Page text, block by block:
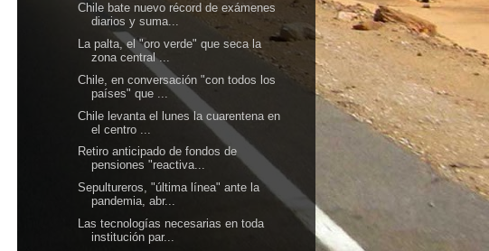
Chile bate nuevo récord de exámenes
diarios y suma...
La palta, el "oro verde" que seca la
zona central ...
Chile, en conversación "con todos los
países" que ...
Chile levanta el lunes la cuarentena en
el centro ...
Retiro anticipado de fondos de
pensiones "reactiva...
Sepultureros, "última línea" ante la
pandemia, abr...
Las tecnologías necesarias en toda
institución par...